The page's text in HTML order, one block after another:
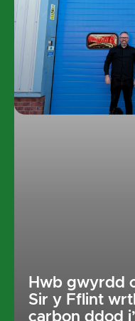
Hwb gwyrdd
Sir y Fflint
carbon ddod